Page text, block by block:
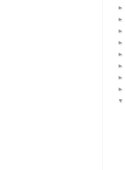
►
►
►
►
►
►
►
►
▼